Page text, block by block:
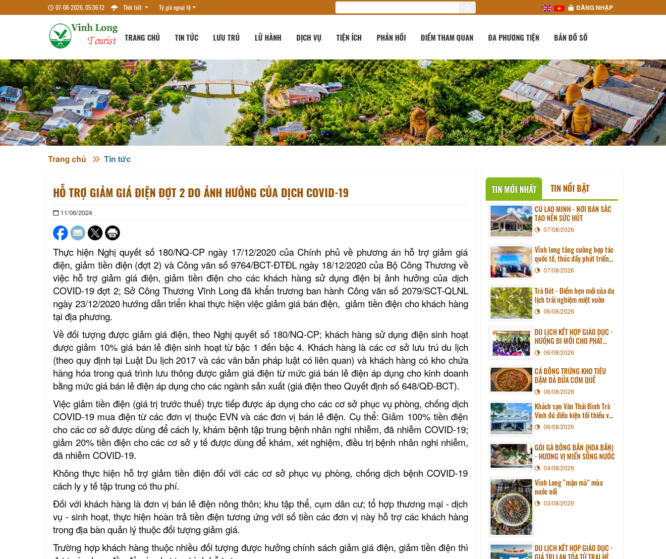
07-08-2026, 05:36:12 Thời tiết Tỷ giá ngoại tệ ĐĂNG NHẬP
TRANG CHỦ TIN TỨC LƯU TRÚ LỮ HÀNH DỊCH VỤ TIỆN ÍCH PHẢN HỒI ĐIỂM THAM QUAN ĐA PHƯƠNG TIỆN BẢN ĐỒ SỐ
Trang chủ Tin tức
HỖ TRỢ GIẢM GIÁ ĐIỆN ĐỢT 2 DO ẢNH HƯỞNG CỦA DỊCH COVID-19
11/06/2024
Thực hiện Nghị quyết số 180/NQ-CP ngày 17/12/2020 của Chính phủ về phương án hỗ trợ giảm giá
điện, giảm tiền điện (đợt 2) và Công văn số 9764/BCT-ĐTĐL ngày 18/12/2020 của Bộ Công Thương về
việc hỗ trợ giảm giá điện, giảm tiền điện cho các khách hàng sử dụng điện bị ảnh hưởng của dịch
COVID-19 đợt 2; Sở Công Thương Vĩnh Long đã khẩn trương ban hành Công văn số 2079/SCT-QLNL
ngày 23/12/2020 hướng dẫn triển khai thực hiện việc giảm giá bán điện, giảm tiền điện cho khách hàng
tại địa phương.
Về đối tượng được giảm giá điện, theo Nghị quyết số 180/NQ-CP; khách hàng sử dụng điện sinh hoạt
được giảm 10% giá bán lẻ điện sinh hoạt từ bậc 1 đến bậc 4. Khách hàng là các cơ sở lưu trú du lịch
(theo quy định tại Luật Du lịch 2017 và các văn bản pháp luật có liên quan) và khách hàng có kho chứa
hàng hóa trong quá trình lưu thông được giảm giá điện từ mức giá bán lẻ điện áp dụng cho kinh doanh
bằng mức giá bán lẻ điện áp dụng cho các ngành sản xuất (giá điện theo Quyết định số 648/QĐ-BCT).
Việc giảm tiền điện (giá trị trước thuế) trực tiếp được áp dụng cho các cơ sở phục vụ phòng, chống dịch
COVID-19 mua điện từ các đơn vị thuộc EVN và các đơn vị bán lẻ điện. Cụ thể: Giảm 100% tiền điện
cho các cơ sở được dùng để cách ly, khám bệnh tập trung bệnh nhân nghi nhiễm, đã nhiễm COVID-19;
giảm 20% tiền điện cho các cơ sở y tế được dùng để khám, xét nghiệm, điều trị bệnh nhân nghi nhiễm,
đã nhiễm COVID-19.
Không thực hiện hỗ trợ giảm tiền điện đối với các cơ sở phục vụ phòng, chống dịch bệnh COVID-19
cách ly y tế tập trung có thu phí.
Đối với khách hàng là đơn vị bán lẻ điện nông thôn; khu tập thể, cụm dân cư; tổ hợp thương mại - dịch
vụ - sinh hoạt, thực hiện hoàn trả tiền điện tương ứng với số tiền các đơn vị này hỗ trợ các khách hàng
trong địa bàn quản lý thuộc đối tượng giảm giá.
Trường hợp khách hàng thuộc nhiều đối tượng được hưởng chính sách giảm giá điện, giảm tiền điện thì
TIN MỚI NHẤT TIN NỔI BẬT
CÙ LAO MINH - NƠI BẢN SẮC
TẠO NÊN SỨC HÚT
07/08/2026
Vĩnh long tăng cường hợp tác
quốc tế, thúc đẩy phát triển
du lịch qua chương trình làm
việc với đoàn công tác huyện
Sunchang (Hàn quốc)
07/08/2026
Trà Đét - Điểm hẹn mới của du
lịch trải nghiệm miệt vườn
06/08/2026
DU LỊCH KẾT HỢP GIÁO DỤC -
HƯỚNG ĐI MỚI CHO PHÁT
TRIỂN DU LỊCH BỀN VỮNG
06/08/2026
CÁ BỐNG TRỨNG KHO TIÊU
ĐẬM ĐÀ BỮA CƠM QUÊ
06/08/2026
Khách sạn Văn Thái Bình Trà
Vinh đủ điều kiện tối thiểu về
cơ sở vật chất kỹ thuật và
dịch vụ của cơ sở lưu trú du
lịch
06/08/2026
GỎI GÀ BÔNG BẦN (HOA BẦN)
- HƯƠNG VỊ MIỀN SÔNG NƯỚC
04/08/2026
Vĩnh Long “mặn mà” mùa
nước nổi
03/08/2026
DU LỊCH KẾT HỢP GIÁO DỤC -